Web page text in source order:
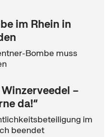
im Rhein in
Bombe muss
–
da!“
im
beendet